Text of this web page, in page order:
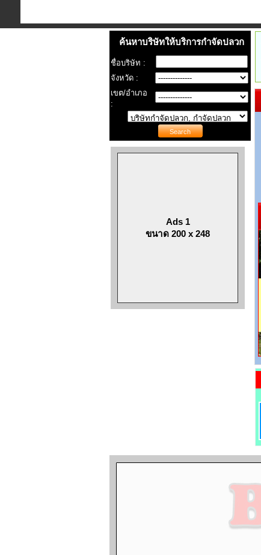
ค้นหาบริษัทให้บริการกำจัดปลวก
ชื่อบริษัท :
จังหวัด :
เขต/อำเภอ
:
Ads 1
ขนาด 200 x 248